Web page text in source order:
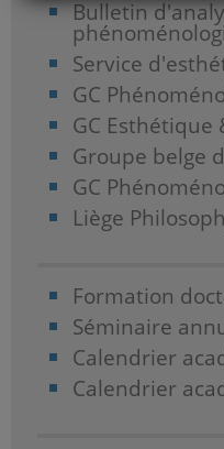
Bulletin
Service
GC
GC
Groupe belge
GC
Liège
Formation
Séminaire
Calendrier
Calendrier